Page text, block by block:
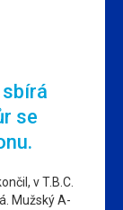
se
v T.B.C.
Mužský A-